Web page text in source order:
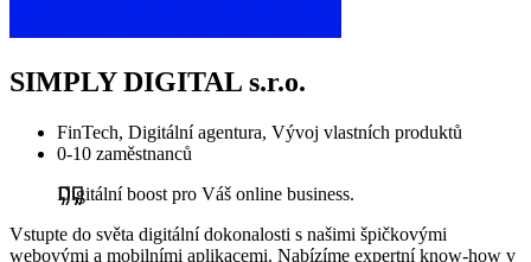
SIMPLY DIGITAL s.r.o.
FinTech, Digitální agentura, Vývoj vlastních produktů
0-10 zaměstnanců
Digitální boost pro Váš online business.
Vstupte do světa digitální dokonalosti s našimi špičkovými
webovými a mobilními aplikacemi. Nabízíme expertní know-how v